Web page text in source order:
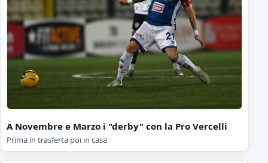
A Novembre e Marzo i "derby" con la Pro Vercelli
Prima in trasferta poi in casa